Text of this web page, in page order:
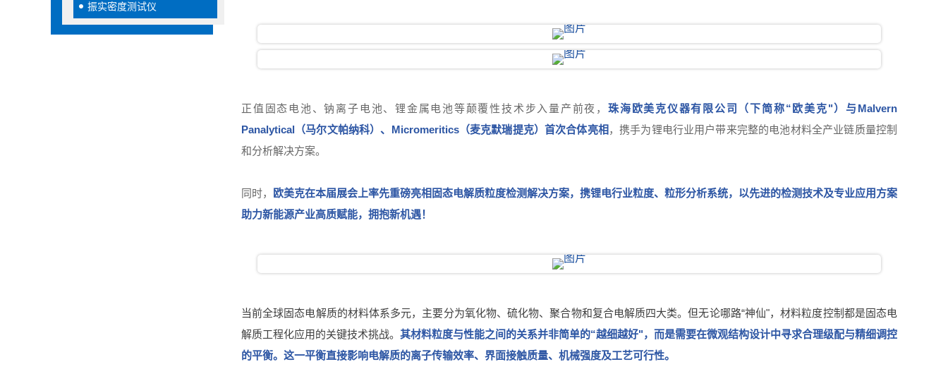
振实密度测试仪
正值固态电池、钠离子电池、锂金属电池等颠覆性技术步入量产前夜， 珠海欧美克仪器有限公司（下简称“欧美克"）与Malvern
Panalytical（马尔文帕纳科）、Micromeritics（麦克默瑞提克）首次合体亮相 ，携手为锂电行业用户带来完整的电池材料全产业链质量控制
和分析解决方案。
同时，
欧美克在本届展会上率先重磅亮相固态电解质粒度检测解决方案，携锂电行业粒度、粒形分析系统，以先进的检测技术及专业应用方案
助力新能源产业高质赋能，拥抱新机遇！
当前全球固态电解质的材料体系多元，主要分为氧化物、硫化物、聚合物和复合电解质四大类。但无论哪路“神仙"，材料粒度控制都是固态电
解质工程化应用的关键技术挑战。 其材料粒度与性能之间的关系并非简单的“越细越好"，而是需要在微观结构设计中寻求合理级配与精细调控
的平衡。这一平衡直接影响电解质的离子传输效率、界面接触质量、机械强度及工艺可行性。